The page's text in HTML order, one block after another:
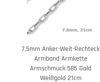
7,5mm Anker-Weit-Rechteck
Armband Armkette
Armschmuck 585 Gold
Weißgold 21cm